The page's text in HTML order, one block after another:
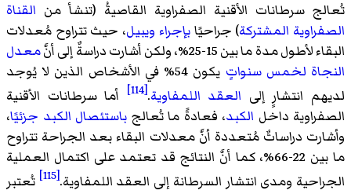
تُعالج سرطانات الأقنية الصفراوية القاصيةُ (تنشأ من القناة
الصفراوية المشتركة) جراحيًابإجراء ويبيل، حيث تتراوح مُعدلات
البقاء لأطول مدة ما بين 15-25%، ولكن أشارت دراسةٌ إلى أنَّ
معدل
النجاة لخمس سنواتٍ
يكون 54% في الأشخاص الذين لا يُوجد
لديهم انتشارٍ إلى العقد اللمفاوية.
[114]
أما سرطانات الأقنية
الصفراوية داخل الكبد، فعادةً ما تُعالج باستئصال الكبد جزئيًا،
وأشارت دراساتٌ مُتعددة أنَّ معدلات البقاء بعد الجراحة تتراوح
ما بين 22-66%، كما أنَّ النتائج قد تعتمد على اكتمال العملية
الجراحية ومدى انتشار السرطانة إلى العقد اللمفاوية.[115]
تُعتبر